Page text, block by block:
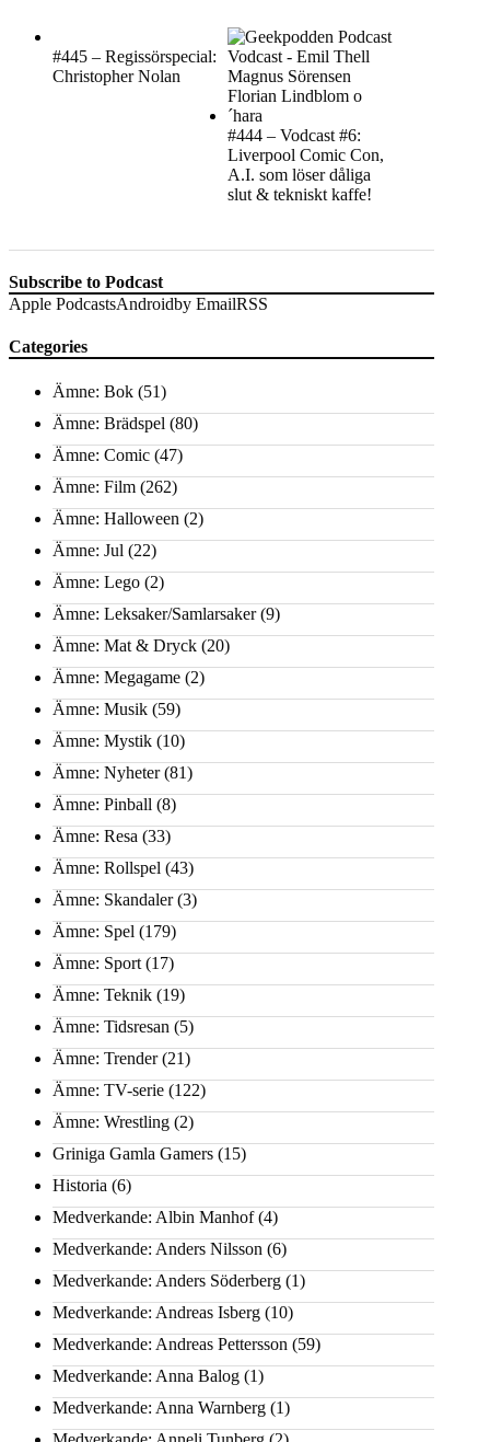
#445 – Regissörspecial:
Christopher Nolan
#444 – Vodcast #6:
Liverpool Comic Con,
A.I. som löser dåliga
slut & tekniskt kaffe!
Subscribe to Podcast
Apple PodcastsAndroidby EmailRSS
Categories
Ämne: Bok (51)
Ämne: Brädspel (80)
Ämne: Comic (47)
Ämne: Film (262)
Ämne: Halloween (2)
Ämne: Jul (22)
Ämne: Lego (2)
Ämne: Leksaker/Samlarsaker(9)
Ämne: Mat & Dryck (20)
Ämne: Megagame (2)
Ämne: Musik (59)
Ämne: Mystik (10)
Ämne: Nyheter(81)
Ämne: Pinball (8)
Ämne: Resa (33)
Ämne: Rollspel (43)
Ämne: Skandaler(3)
Ämne: Spel (179)
Ämne: Sport (17)
Ämne: Teknik (19)
Ämne: Tidsresan (5)
Ämne: Trender(21)
Ämne: TV-serie (122)
Ämne: Wrestling (2)
Griniga Gamla Gamers (15)
Historia (6)
Medverkande: Albin Manhof(4)
Medverkande: Anders Nilsson (6)
Medverkande: Anders Söderberg (1)
Medverkande: Andreas Isberg (10)
Medverkande: Andreas Pettersson (59)
Medverkande: Anna Balog (1)
Medverkande: Anna Warnberg (1)